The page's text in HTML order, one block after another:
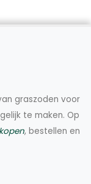
graszoden voor
te maken. Op
, bestellen en